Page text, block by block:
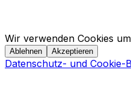
Wir verwenden Cookies
Ablehnen Akzeptieren
Datenschutz- und Cookie-